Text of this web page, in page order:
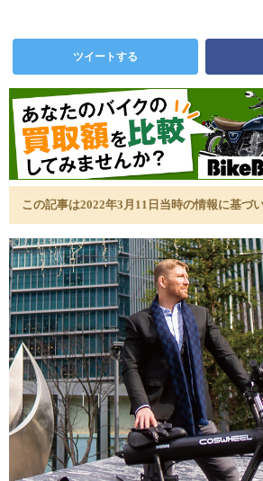
ツイートする
この記事は2022年3月11日当時の情報に基づ